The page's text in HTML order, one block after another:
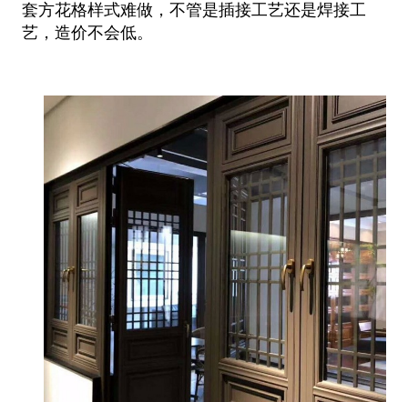
套方花格样式难做，不管是插接工艺还是焊接工
艺，造价不会低。